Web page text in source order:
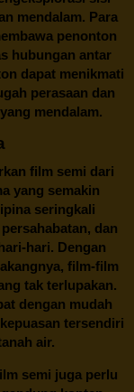
mendalam. Para
penonton
hubungan antar
dapat menikmati
perasaan dan
mendalam.
film semi dari
yang semakin
seringkali
dan
hari. Dengan
film-film
tak terlupakan.
dengan mudah
tersendiri
air.
semi juga perlu